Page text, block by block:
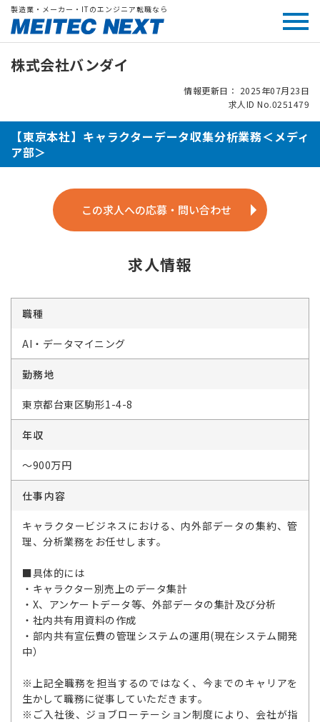
製造業・メーカー・ITのエンジニア転職なら
株式会社バンダイ
情報更新日： 2025年07月23日
求人ID No.0251479
【東京本社】キャラクターデータ収集分析業務＜メディ
ア部＞
この求人への応募・問い合わせ
求人情報
職種
AI・データマイニング
勤務地
東京都台東区駒形1-4-8
年収
～900万円
仕事内容
キャラクタービジネスにおける、内外部データの集約、管
理、分析業務をお任せします。
■具体的には
・キャラクター別売上のデータ集計
・X、アンケートデータ等、外部データの集計及び分析
・社内共有用資料の作成
・部内共有宣伝費の管理システムの運用(現在システム開発
中）
※上記全職務を担当するのではなく、今までのキャリアを
生かして職務に従事していただきます。
※ご入社後、ジョブローテーション制度により、会社が指